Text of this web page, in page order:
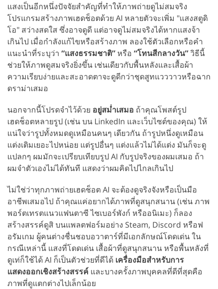
แสงเป็นอีกหนึ่งปัจจัยสำคัญที่ทำให้ภาพถ่ายดูไม่สมจริง
โปรแกรมสร้างภาพเฮดช็อตด้วย AI หลายตัวจะเพิ่ม "แสงสตูดิ
โอ" สว่างสดใส ซึ่งอาจดูดี แต่อาจดูไม่สมจริงได้หากแสงจ้า
เกินไป เมื่อกำลังแก้ไขหรือสร้างภาพ ลองใช้ตัวเลือกหรือคำ
แนะนำที่ระบุว่า “แสงธรรมชาติ”หรือ “โทนสีกลางวัน”วิธีนี้
ช่วยให้ภาพดูสมจริงยิ่งขึ้น เช่นเดียวกับพื้นหลังและเสื้อผ้า
ความเรียบง่ายและสะอาดตาจะดูดีกว่าชุดสูทแวววาวหรือฉาก
ดราม่าเสมอ
นอกจากนี้โปรดจำไว้ด้วย อยู่สม่ำเสมอ ถ้าคุณโพสต์รูป
เฮดช็อตหลายรูป (เช่น บน LinkedIn และเว็บไซต์ของคุณ) ให้
แน่ใจว่ารูปทั้งหมดดูเหมือนคนๆ เดียวกัน ถ้ารูปหนึ่งดูเหมือน
แต่งเติมเยอะไปหน่อย แต่รูปอื่นๆ แต่งแล้วไม่ได้แต่ง มันก็จะดู
แปลกๆ ผมมักจะเปรียบเทียบรูป AI กับรูปจริงของผมเสมอ ถ้า
ผมจำตัวเองไม่ได้ทันที แสดงว่าผมคิดไปไกลเกินไป
ไม่ใช่ว่าทุกภาพถ่ายเฮดช็อต AI จะต้องดูจริงจังหรือเป็นมือ
อาชีพเสมอไป ถ้าคุณแค่อยากได้ภาพที่ดูสนุกสนาน (เช่น ภาพ
พอร์ตเทรตแนวแฟนตาซี ไซเบอร์พังก์ หรืออนิเมะ) ก็ลอง
สร้างสรรค์ดูสิ บนแพลตฟอร์มอย่าง Steam, Discord หรือฟ
อรัมเกม ผู้คนต่างชื่นชอบอวาตาร์ที่มีเอกลักษณ์โดดเด่น ใน
กรณีเหล่านี้ แสงที่โดดเด่น เสื้อผ้าที่ดูสนุกสนาน หรือพื้นหลังที่
ดูเท่ก็ใช้ได้ AI ก็เป็นตัวช่วยที่ดีได้ เครื่องมือสำหรับการ
แสดงออกเชิงสร้างสรรค์ และบางครั้งภาพบุคคลที่ดีที่สุดคือ
ภาพที่ดูแตกต่างไปเล็กน้อย